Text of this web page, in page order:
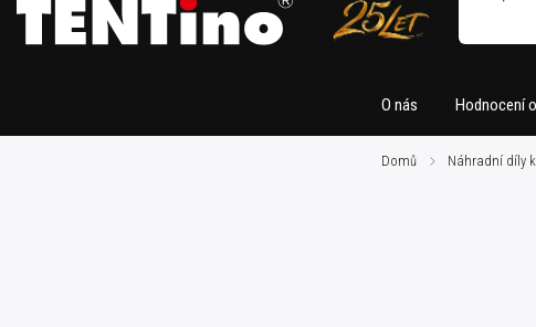
O nás Hodnocení
Domů / Náhradní díly